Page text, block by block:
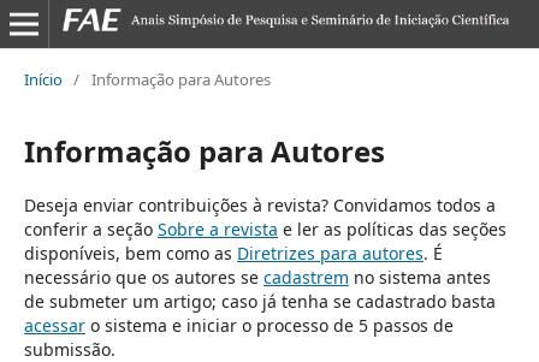
Início / Informação para Autores
Informação para Autores
Deseja enviar contribuições à revista? Convidamos todos a
conferir a seção Sobre a revista e ler as políticas das seções
disponíveis, bem como as Diretrizes para autores. É
necessário que os autores se cadastrem no sistema antes
de submeter um artigo; caso já tenha se cadastrado basta
acessaro sistema e iniciar o processo de 5 passos de
submissão.